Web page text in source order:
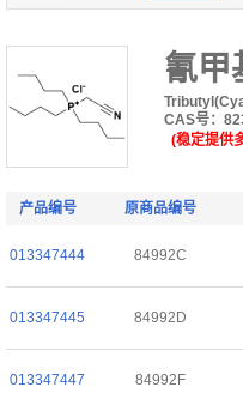
40
45-
(约
氰甲
CAS号：
(稳定提供
产品编号 原商品编号
013347444 84992C
013347445 84992D
013347447 84992F